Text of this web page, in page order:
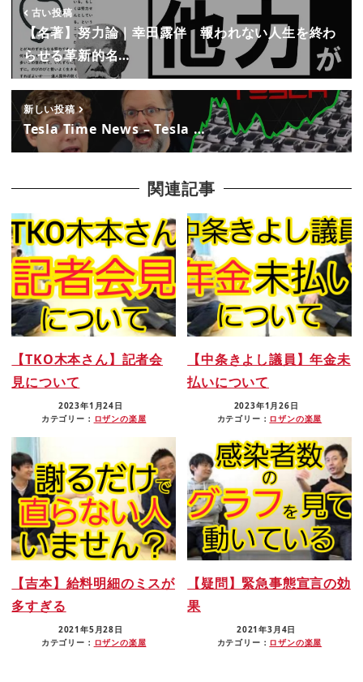
古い投稿
【名著】努力論｜幸田露伴 報われない人生を終わ
らせる革新的名…
新しい投稿
Tesla Time News – Tesla …
関連記事
【TKO木本さん】記者会
見について
2023年1月24日
カテゴリー： ロザンの楽屋
【中条きよし議員】年金未
払いについて
2023年1月26日
カテゴリー： ロザンの楽屋
【吉本】給料明細のミスが
多すぎる
2021年5月28日
カテゴリー： ロザンの楽屋
【疑問】緊急事態宣言の効
果
2021年3月4日
カテゴリー： ロザンの楽屋